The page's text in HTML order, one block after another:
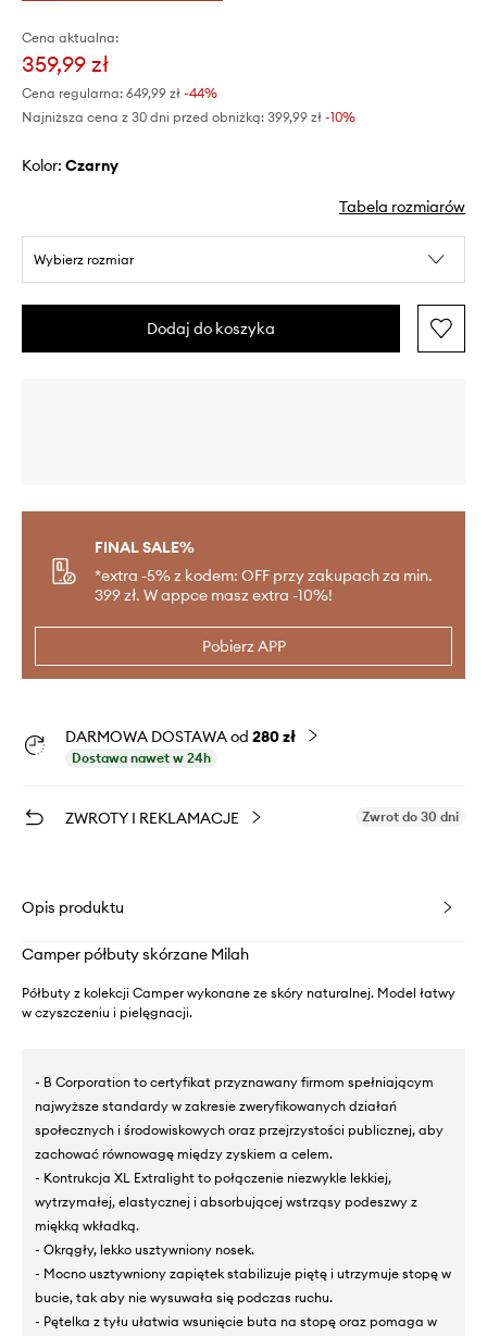
Cena aktualna:
359,99 zł
Cena regularna: 649,99 zł -44%
Najniższa cena z 30 dni przed obniżką: 399,99 zł -10%
Kolor: czarny
Tabela rozmiarów
Wybierz rozmiar
Dodaj do koszyka
FINAL SALE%
*extra -5% z kodem: OFF przy zakupach za min.
399 zł. W appce masz extra -10%!
Pobierz APP
DARMOWA DOSTAWA od 280 zł
Dostawa nawet w 24h
ZWROTY I REKLAMACJE Zwrot do 30 dni
Opis produktu
Camper półbuty skórzane Milah
Półbuty z kolekcji Camper wykonane ze skóry naturalnej. Model łatwy
w czyszczeniu i pielęgnacji.
- B Corporation to certyfikat przyznawany firmom spełniającym
najwyższe standardy w zakresie zweryfikowanych działań
społecznych i środowiskowych oraz przejrzystości publicznej, aby
zachować równowagę między zyskiem a celem.
- Kontrukcja XL Extralight to połączenie niezwykle lekkiej,
wytrzymałej, elastycznej i absorbującej wstrząsy podeszwy z
miękką wkładką.
- Okrągły, lekko usztywniony nosek.
- Mocno usztywniony zapiętek stabilizuje piętę i utrzymuje stopę w
bucie, tak aby nie wysuwała się podczas ruchu.
- Pętelka z tyłu ułatwia wsunięcie buta na stopę oraz pomaga w